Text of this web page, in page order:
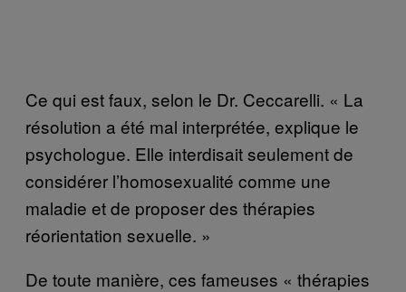
Ce qui est faux, selon le Dr. Ceccarelli. « La
résolution a été mal interprétée, explique le
psychologue. Elle interdisait seulement de
considérer l’homosexualité comme une
maladie et de proposer des thérapies
réorientation sexuelle. »
De toute manière, ces fameuses « thérapies